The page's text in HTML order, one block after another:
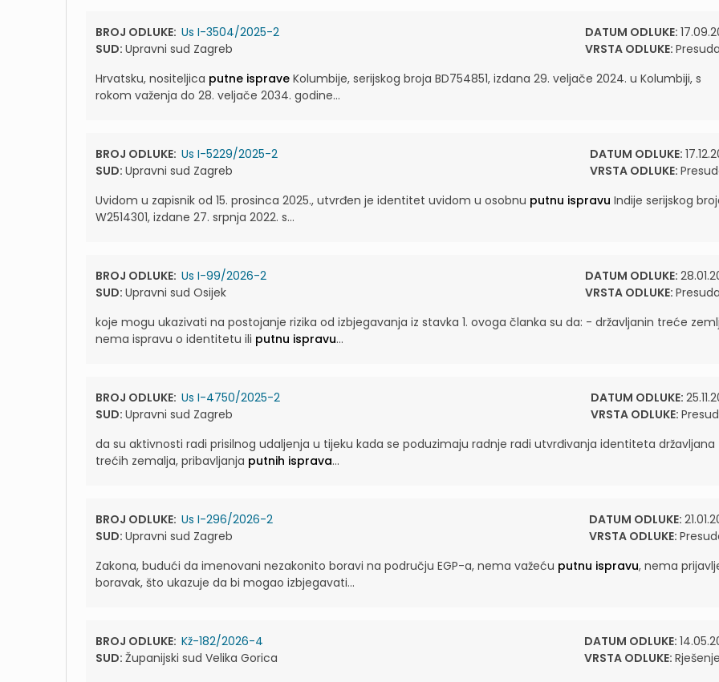
BROJ ODLUKE: Us I-3504/2025-2
SUD: Upravni sud Zagreb
DATUM ODLUKE:
VRSTA ODLUKE: Presuda
Hrvatsku, nositeljica putne isprave Kolumbije, serijskog broja BD754851, izdana 29. veljače 2024. u Kolumbiji, s
rokom važenja do 28. veljače 2034. godine...
BROJ ODLUKE: Us I-5229/2025-2
SUD: Upravni sud Zagreb
DATUM ODLUKE:
VRSTA ODLUKE:
Uvidom u zapisnik od 15. prosinca 2025., utvrđen je identitet uvidom u osobnu putnu ispravu Indije serijskog
W2514301, izdane 27. srpnja 2022. s...
BROJ ODLUKE: Us I-99/2026-2
SUD: Upravni sud Osijek
DATUM ODLUKE:
VRSTA ODLUKE: Presuda
koje mogu ukazivati na postojanje rizika od izbjegavanja iz stavka 1. ovoga članka su da: - državljanin treće
nema ispravu o identitetu ili putnu ispravu...
BROJ ODLUKE: Us I-4750/2025-2
SUD: Upravni sud Zagreb
DATUM ODLUKE:
VRSTA ODLUKE:
da su aktivnosti radi prisilnog udaljenja u tijeku kada se poduzimaju radnje radi utvrđivanja identiteta državljana
trećih zemalja, pribavljanja putnih isprava...
BROJ ODLUKE: Us I-296/2026-2
SUD: Upravni sud Zagreb
DATUM ODLUKE:
VRSTA ODLUKE:
Zakona, budući da imenovani nezakonito boravi na području EGP-a, nema važeću putnu ispravu, nema
boravak, što ukazuje da bi mogao izbjegavati...
BROJ ODLUKE: Kž-182/2026-4
SUD: Županijski sud Velika Gorica
DATUM ODLUKE:
VRSTA ODLUKE: Rješenje